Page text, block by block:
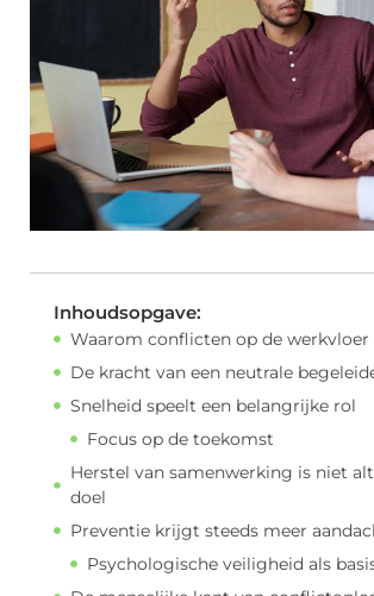
Inhoudsopgave:
Waarom conflicten op de
De kracht van een neutrale
Snelheid speelt een belangrijke rol
Focus op de toekomst
Herstel van samenwerking is niet
doel
Preventie krijgt steeds meer
Psychologische veiligheid als